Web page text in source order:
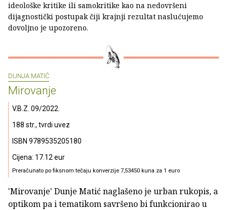
ideološke kritike ili samokritike kao na nedovršeni
dijagnostički postupak čiji krajnji rezultat naslućujemo
dovoljno je upozoreno.
DUNJA MATIĆ
Mirovanje
V.B.Z. 09/2022.
188 str., tvrdi uvez
ISBN 9789535205180
Cijena: 17.12 eur
Preračunato po fiksnom tečaju konverzije 7,53450 kuna za 1 euro
'Mirovanje' Dunje Matić naglašeno je urban rukopis, a
optikom pa i tematikom savršeno bi funkcionirao u